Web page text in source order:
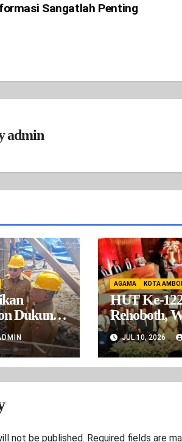
Sangatlah Penting
admin
Dukung
AGAMA KOTA
HUT Ke-
Rehoboth,
Ambon
Perkuat
JUL 10, 2026
not be published. Required fields are